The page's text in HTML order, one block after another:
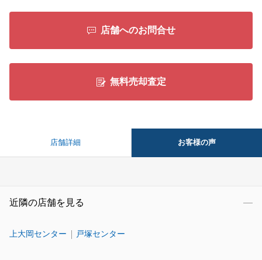
店舗へのお問合せ
無料売却査定
店舗詳細 お客様の声
近隣の店舗を見る
上大岡センター 戸塚センター